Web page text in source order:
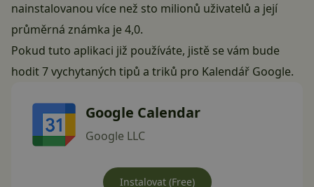
nainstalovanou více než sto milionů uživatelů a její
průměrná známka je 4,0.
Pokud tuto aplikaci již používáte, jistě se vám bude
hodit7 vychytaných tipů a triků pro Kalendář Google.
Google Calendar
Google LLC
Instalovat (Free)